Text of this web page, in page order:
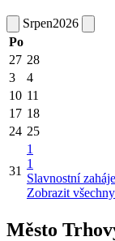
Srpen2026
Po
27 28
3
4
10 11
17 18
24 25
31
1
1
Slavnostní
Zobrazit
Město